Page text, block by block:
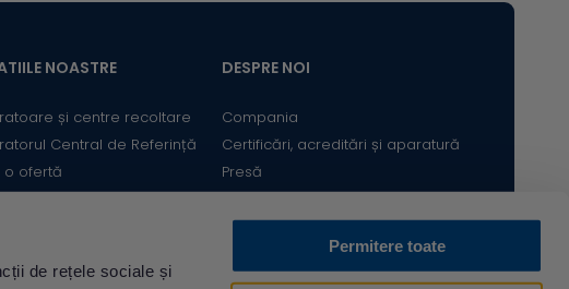
de rețele sociale și
Permitere toate
NOASTRE
și centre recoltare
Central de Referință
o ofertă
DESPRE NOI
Compania
Certificări, acreditări și aparatură
Presă
Satisfacția Clientului
Cariere
Descarcă din Acum pe
Bine ai revenit! Sunt